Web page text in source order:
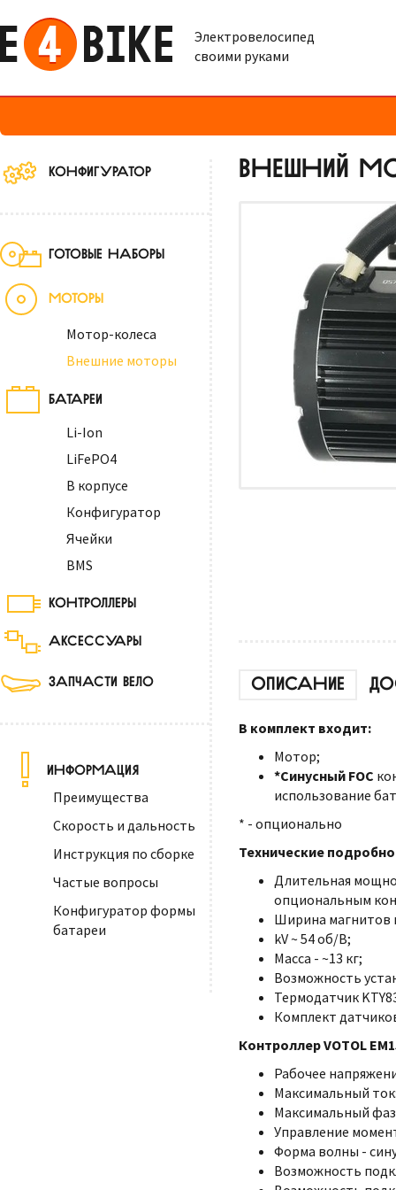
Электровелосипед
своими руками
КОНФИГУРАТОР
ГОТОВЫЕ НАБОРЫ
МОТОРЫ
Мотор-колеса
Внешние моторы
БАТАРЕИ
Li-Ion
LiFePO4
В корпусе
Конфигуратор
Ячейки
BMS
КОНТРОЛЛЕРЫ
АКСЕССУАРЫ
ЗАПЧАСТИ ВЕЛО
ИНФОРМАЦИЯ
Преимущества
Скорость и дальность
Инструкция по сборке
Частые вопросы
Конфигуратор формы
батареи
ВНЕШНИЙ
ОПИСАНИЕ
В комплект входит:
Мотор;
*Синусный FOC
использование
* - опционально
Технические
Длительная
опциональным
Ширина магнитов
kV ~ 54 об/В;
Масса - ~13 кг;
Возможность
Термодатчик
Комплект
Контроллер VOTOL
Рабочее
Максимальный
Максимальный
Управление
Форма волны -
Возможность